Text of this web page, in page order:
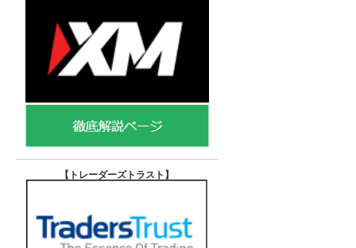
【トレーダーズトラスト 】